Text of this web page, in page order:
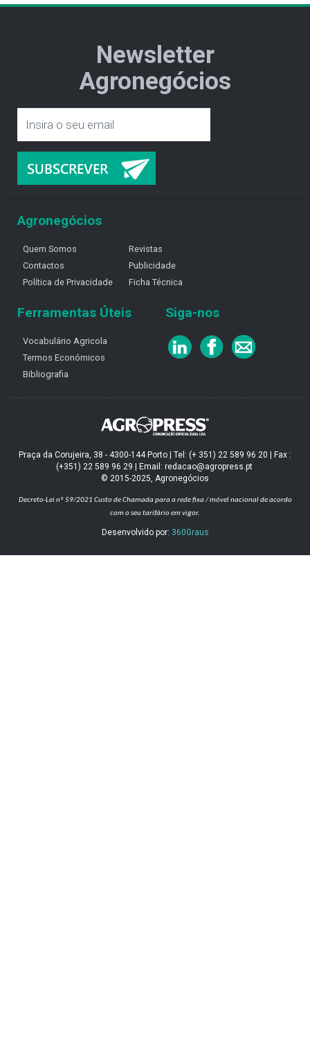
Newsletter
Agronegócios
Agronegócios
Quem Somos
Contactos
Política de Privacidade
Revistas
Publicidade
Ficha Técnica
Ferramentas Úteis
Vocabulário Agricola
Termos Económicos
Bibliografia
Siga-nos
Praça da Corujeira, 38 - 4300-144 Porto | Tel: (+ 351) 22 589 96 20 | Fax :
(+351) 22 589 96 29 | Email: redacao@agropress.pt
© 2015-2025, Agronegócios
Decreto-Lei nº 59/2021 Custo de Chamada para a rede fixa / móvel nacional de acordo
com o seu tarifário em vigor.
Desenvolvido por: 360Graus